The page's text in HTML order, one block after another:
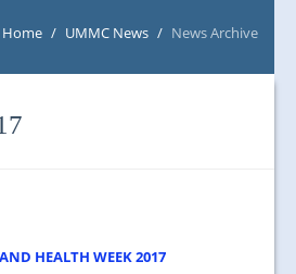
NEWS/EVENTS
Home / UMMC News / News Archive
HEALTH WEEK 2017